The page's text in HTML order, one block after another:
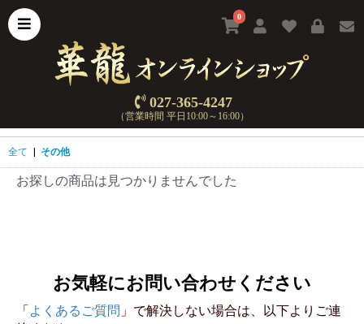
0
027-365-4247
（営業時間 平日10:00～16:00）
全て その他
お探しの商品は見つかりませんでした
お気軽にお問い合わせください
「 よくあるご質問 」で解決しない場合は、以下よりご連